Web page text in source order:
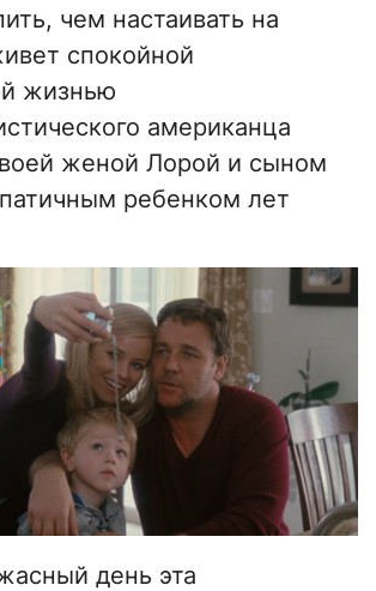
чем настаивать на
спокойной
жизнью
американца
женой Лорой и сыном
ребенком лет
день эта